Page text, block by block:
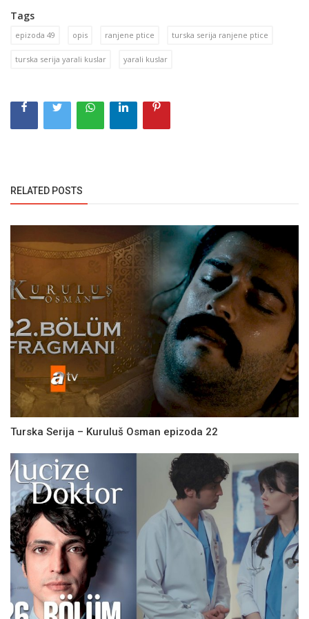
Tags
epizoda 49 opis ranjene ptice turska serija ranjene ptice
turska serija yarali kuslar yarali kuslar
RELATED POSTS
Turska Serija – Kuruluš Osman epizoda 22